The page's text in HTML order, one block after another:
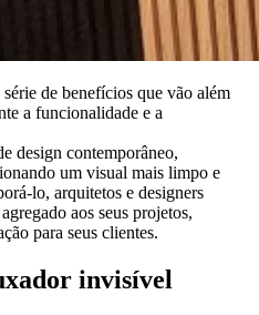
de benefícios que vão além
a funcionalidade e a
design contemporâneo,
um visual mais limpo e
lo, arquitetos e designers
aos seus projetos,
para seus clientes.
invisível